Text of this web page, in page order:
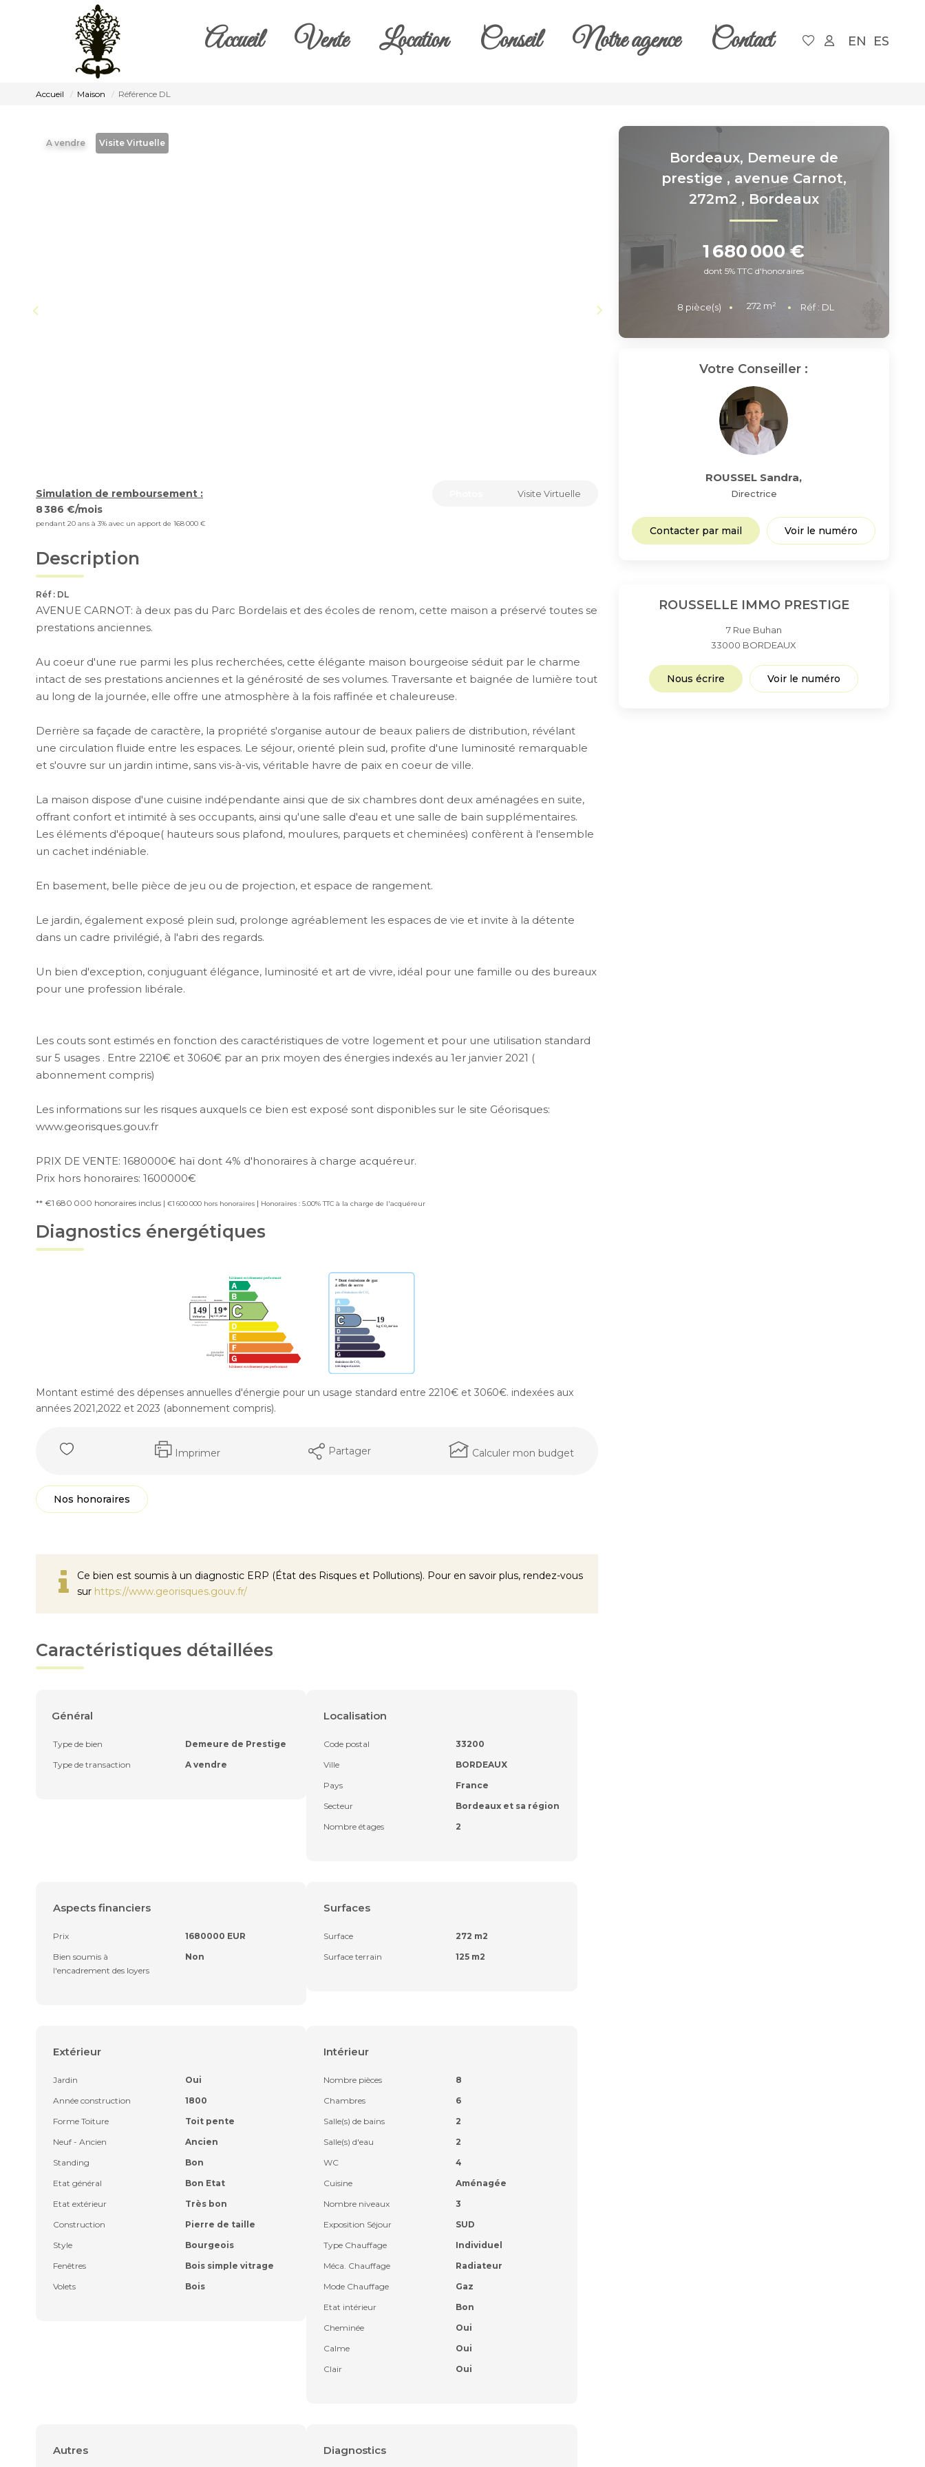
Accueil Vente Location Conseil Notre agence Contact EN ES
Accueil Maison Référence DL
A vendre Visite Virtuelle
Simulation de remboursement :
8 386 €/mois
pendant 20 ans à 3% avec un apport de 168 000 €
Visite Virtuelle
Description
Réf : DL
AVENUE CARNOT: à deux pas du Parc Bordelais et des écoles de renom, cette maison a préservé toutes se
prestations anciennes.
Au coeur d'une rue parmi les plus recherchées, cette élégante maison bourgeoise séduit par le charme
intact de ses prestations anciennes et la générosité de ses volumes. Traversante et baignée de lumière tout
au long de la journée, elle offre une atmosphère à la fois raffinée et chaleureuse.
Derrière sa façade de caractère, la propriété s'organise autour de beaux paliers de distribution, révélant
une circulation fluide entre les espaces. Le séjour, orienté plein sud, profite d'une luminosité remarquable
et s'ouvre sur un jardin intime, sans vis-à-vis, véritable havre de paix en coeur de ville.
La maison dispose d'une cuisine indépendante ainsi que de six chambres dont deux aménagées en suite,
offrant confort et intimité à ses occupants, ainsi qu'une salle d'eau et une salle de bain supplémentaires.
Les éléments d'époque( hauteurs sous plafond, moulures, parquets et cheminées) confèrent à l'ensemble
un cachet indéniable.
En basement, belle pièce de jeu ou de projection, et espace de rangement.
Le jardin, également exposé plein sud, prolonge agréablement les espaces de vie et invite à la détente
dans un cadre privilégié, à l'abri des regards.
Un bien d'exception, conjuguant élégance, luminosité et art de vivre, idéal pour une famille ou des bureaux
pour une profession libérale.
Les couts sont estimés en fonction des caractéristiques de votre logement et pour une utilisation standard
sur 5 usages . Entre 2210€ et 3060€ par an prix moyen des énergies indexés au 1er janvier 2021 (
abonnement compris)
Les informations sur les risques auxquels ce bien est exposé sont disponibles sur le site Géorisques:
www.georisques.gouv.fr
PRIX DE VENTE: 1680000€ haï dont 4% d'honoraires à charge acquéreur.
Prix hors honoraires: 1600000€
** €1 680 000 honoraires inclus | €1 600 000 hors honoraires | Honoraires : 5.00% TTC à la charge de l'acquéreur
Diagnostics énergétiques
Montant estimé des dépenses annuelles d'énergie pour un usage standard entre 2210€ et 3060€. indexées aux
années 2021,2022 et 2023 (abonnement compris).
Imprimer Partager Calculer mon budget
Nos honoraires
Ce bien est soumis à un diagnostic ERP (État des Risques et Pollutions). Pour en savoir plus, rendez-vous
sur https://www.georisques.gouv.fr/
Caractéristiques détaillées
Général
Type de bien
Demeure de Prestige
Type de transaction
A vendre
Localisation
Code postal
33200
Ville
BORDEAUX
Pays
France
Secteur
Bordeaux et sa région
Nombre étages
2
Aspects financiers
Prix
1680000 EUR
Bien soumis à
l'encadrement des loyers
Non
Surfaces
Surface
272 m2
Surface terrain
125 m2
Extérieur
Jardin
Oui
Année construction
1800
Forme Toiture
Toit pente
Neuf - Ancien
Ancien
Standing
Bon
Etat général
Bon Etat
Etat extérieur
Très bon
Construction
Pierre de taille
Style
Bourgeois
Fenêtres
Bois simple vitrage
Volets
Bois
Intérieur
Nombre pièces
8
Chambres
6
Salle(s) de bains
2
Salle(s) d'eau
2
WC
4
Cuisine
Aménagée
Nombre niveaux
3
Exposition Séjour
SUD
Type Chauffage
Individuel
Méca. Chauffage
Radiateur
Mode Chauffage
Gaz
Etat intérieur
Bon
Cheminée
Oui
Calme
Oui
Clair
Oui
Autres Diagnostics
Bordeaux, Demeure de
prestige , avenue Carnot,
272m2 , Bordeaux
1 680 000 €
dont 5% TTC d'honoraires
8 pièce(s) 272 m² Réf : DL
ROUSSELLE IMMO PRESTIGE
7 Rue Buhan
33000 BORDEAUX
Nous écrire Voir le numéro
Votre Conseiller :
ROUSSEL Sandra,
Directrice
Contacter par mail Voir le numéro